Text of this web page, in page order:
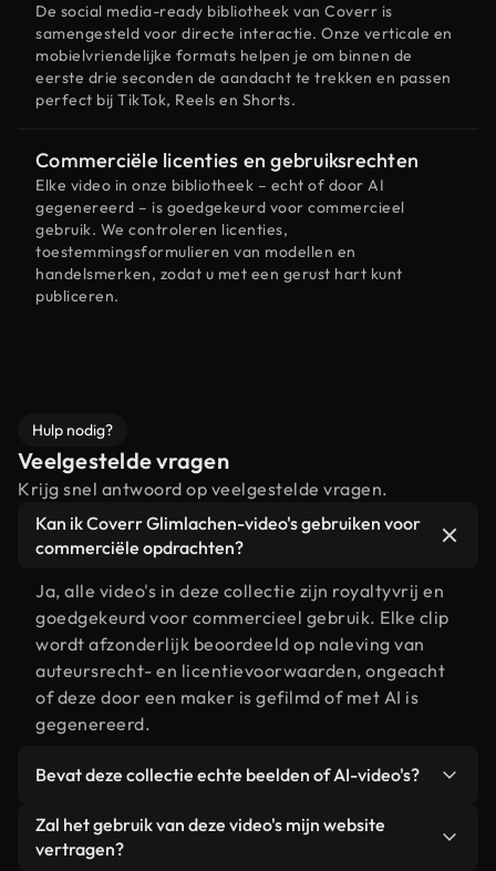
De social media-ready bibliotheek van Coverr is
samengesteld voor directe interactie. Onze verticale en
mobielvriendelijke formats helpen je om binnen de
eerste drie seconden de aandacht te trekken en passen
perfect bij TikTok, Reels en Shorts.
Commerciële licenties en gebruiksrechten
Elke video in onze bibliotheek – echt of door AI
gegenereerd – is goedgekeurd voor commercieel
gebruik. We controleren licenties,
toestemmingsformulieren van modellen en
handelsmerken, zodat u met een gerust hart kunt
publiceren.
Hulp nodig?
Veelgestelde vragen
Krijg snel antwoord op veelgestelde vragen.
Kan ik Coverr Glimlachen-video's gebruiken voor
commerciële opdrachten?
Ja, alle video's in deze collectie zijn royaltyvrij en
goedgekeurd voor commercieel gebruik. Elke clip
wordt afzonderlijk beoordeeld op naleving van
auteursrecht- en licentievoorwaarden, ongeacht
of deze door een maker is gefilmd of met AI is
gegenereerd.
Bevat deze collectie echte beelden of AI-video's?
Beide. Dit is een hybride bibliotheek die bestaat
uit echte, door mensen gefilmde beelden van
Zal het gebruik van deze video's mijn website
vertragen?